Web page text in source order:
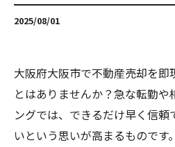
2025/08/01
大阪府大阪市で不動産売却を即
とはありませんか？急な転勤や
ングでは、できるだけ早く信
いという思いが高まるものです